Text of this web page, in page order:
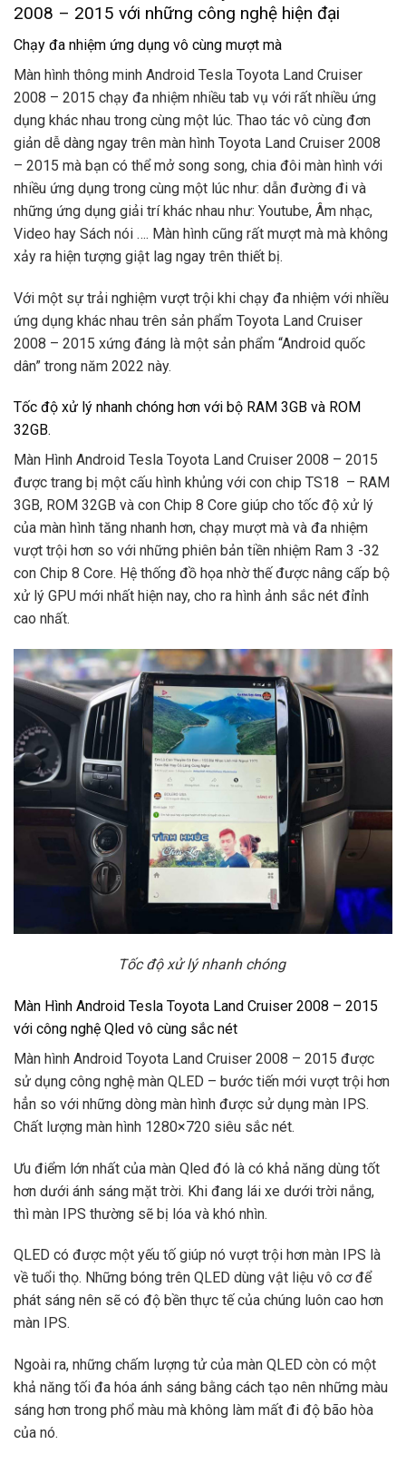
2008 – 2015 với những công nghệ hiện đại
Chạy đa nhiệm ứng dụng vô cùng mượt mà
Màn hình thông minh Android Tesla Toyota Land Cruiser
2008 – 2015 chạy đa nhiệm nhiều tab vụ với rất nhiều ứng
dụng khác nhau trong cùng một lúc. Thao tác vô cùng đơn
giản dễ dàng ngay trên màn hình Toyota Land Cruiser 2008
– 2015 mà bạn có thể mở song song, chia đôi màn hình với
nhiều ứng dụng trong cùng một lúc như: dẫn đường đi và
những ứng dụng giải trí khác nhau như: Youtube, Âm nhạc,
Video hay Sách nói …. Màn hình cũng rất mượt mà mà không
xảy ra hiện tượng giật lag ngay trên thiết bị.
Với một sự trải nghiệm vượt trội khi chạy đa nhiệm với nhiều
ứng dụng khác nhau trên sản phẩm Toyota Land Cruiser
2008 – 2015 xứng đáng là một sản phẩm “Android quốc
dân” trong năm 2022 này.
Tốc độ xử lý nhanh chóng hơn với bộ RAM 3GB và ROM
32GB.
Màn Hình Android Tesla Toyota Land Cruiser 2008 – 2015
được trang bị một cấu hình khủng với con chip TS18 – RAM
3GB, ROM 32GB và con Chip 8 Core giúp cho tốc độ xử lý
của màn hình tăng nhanh hơn, chạy mượt mà và đa nhiệm
vượt trội hơn so với những phiên bản tiền nhiệm Ram 3 -32
con Chip 8 Core. Hệ thống đồ họa nhờ thế được nâng cấp bộ
xử lý GPU mới nhất hiện nay, cho ra hình ảnh sắc nét đỉnh
cao nhất.
Tốc độ xử lý nhanh chóng
Màn Hình Android Tesla Toyota Land Cruiser 2008 – 2015
với công nghệ Qled vô cùng sắc nét
Màn hình Android Toyota Land Cruiser 2008 – 2015 được
sử dụng công nghệ màn QLED – bước tiến mới vượt trội hơn
hẳn so với những dòng màn hình được sử dụng màn IPS.
Chất lượng màn hình 1280×720 siêu sắc nét.
Ưu điểm lớn nhất của màn Qled đó là có khả năng dùng tốt
hơn dưới ánh sáng mặt trời. Khi đang lái xe dưới trời nắng,
thì màn IPS thường sẽ bị lóa và khó nhìn.
QLED có được một yếu tố giúp nó vượt trội hơn màn IPS là
về tuổi thọ. Những bóng trên QLED dùng vật liệu vô cơ để
phát sáng nên sẽ có độ bền thực tế của chúng luôn cao hơn
màn IPS.
Ngoài ra, những chấm lượng tử của màn QLED còn có một
khả năng tối đa hóa ánh sáng bằng cách tạo nên những màu
sáng hơn trong phổ màu mà không làm mất đi độ bão hòa
của nó.